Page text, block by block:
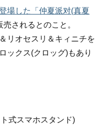
場した「仲夏派对(真夏
売されるとのこと。
リオセスリ＆キィニチを
ックス(クロッグ)もあり
式スマホスタンド)